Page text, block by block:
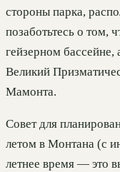
стороны парка,
позаботьтесь о том,
гейзерном бассейне,
Великий
Мамонта.
Совет для
летом в Монтана (с
летнее время — это